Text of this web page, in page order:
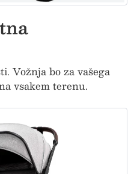
Vožnja bo za vašega
vsakem terenu.